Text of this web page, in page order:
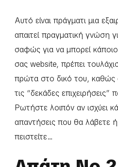
Αυτό είναι πράγματι μια
απαιτεί πραγματική γνώση
σαφώς για να μπορεί
σας website, πρέπει
πρώτα στο δικό του, καθώς
τις “δεκάδες
Ρωτήστε λοιπόν αν ισχύει
απαντήσεις που θα λάβετε
πειστείτε…